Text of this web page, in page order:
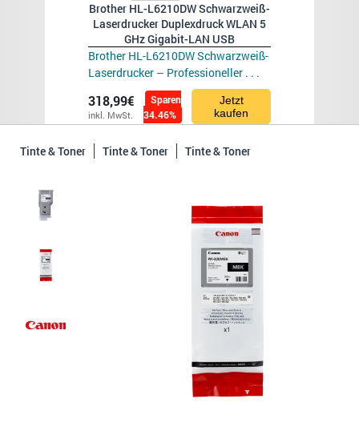
Brother HL-L6210DW Schwarzweiß-
Laserdrucker Duplexdruck WLAN 5
GHz Gigabit-LAN USB
Brother HL-L6210DW Schwarzweiß-
Laserdrucker – Professioneller . . .
318,99€
inkl. MwSt.
Sparen
34.46%
Jetzt
kaufen
Tinte & Toner Tinte & Toner Tinte & Toner